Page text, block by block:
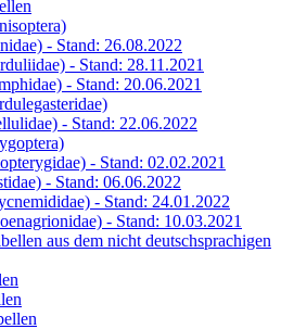
- Stand: 26.08.2022
- Stand: 28.11.2021
- Stand: 20.06.2021
- Stand: 22.06.2022
- Stand: 02.02.2021
- Stand: 06.06.2022
- Stand: 24.01.2022
- Stand: 10.03.2021
aus dem nicht deutschsprachigen